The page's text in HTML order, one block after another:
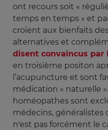
ont recours soit «
temps en temps » et
croient aux bienfaits
alternatives et
disent convaincus par
en troisième positon
l’acupuncture et sont
médication « naturelle
homéopathes sont
médecins, généralistes
n'est pas forcément le